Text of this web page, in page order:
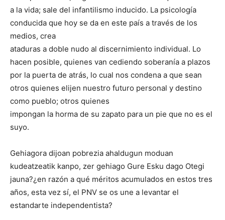
a la vida; sale del infantilismo inducido. La psicología
conducida que hoy se da en este país a través de los
medios, crea
ataduras a doble nudo al discernimiento individual. Lo
hacen posible, quienes van cediendo soberanía a plazos
por la puerta de atrás, lo cual nos condena a que sean
otros quienes elijen nuestro futuro personal y destino
como pueblo; otros quienes
impongan la horma de su zapato para un pie que no es el
suyo.
Gehiagora dijoan pobrezia ahaldugun moduan
kudeatzeatik kanpo, zer gehiago Gure Esku dago Otegi
jauna?¿en razón a qué méritos acumulados en estos tres
años, esta vez sí, el PNV se os une a levantar el
estandarte independentista?